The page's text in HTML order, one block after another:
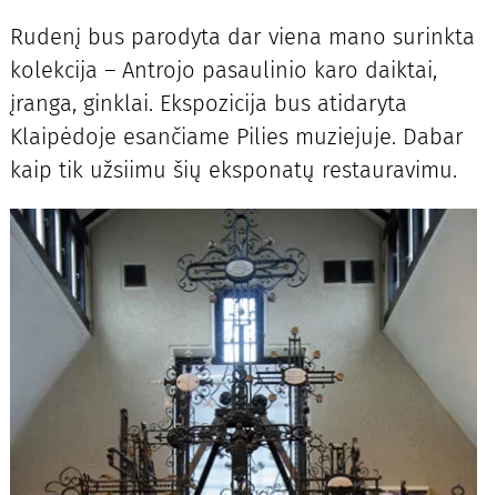
Rudenį bus parodyta dar viena mano surinkta
kolekcija – Antrojo pasaulinio karo daiktai,
įranga, ginklai. Ekspozicija bus atidaryta
Klaipėdoje esančiame Pilies muziejuje. Dabar
kaip tik užsiimu šių eksponatų restauravimu.